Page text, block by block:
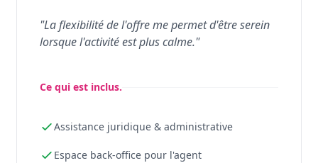
"La flexibilité de l'offre me permet d'être serein
lorsque l'activité est plus calme."
Ce qui est inclus.
Assistance juridique & administrative
Espace back-office pour l'agent